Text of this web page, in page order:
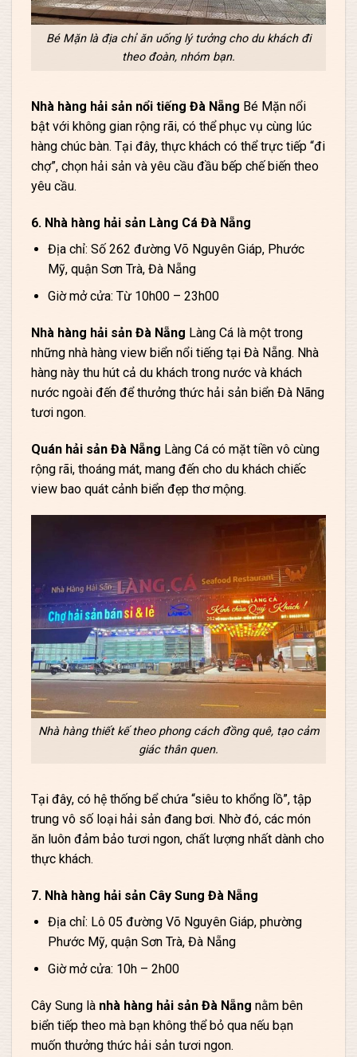
Bé Mặn là địa chỉ ăn uống lý tưởng cho du khách đi
theo đoàn, nhóm bạn.
Nhà hàng hải sản nổi tiếng Đà Nẵng Bé Mặn nổi
bật với không gian rộng rãi, có thể phục vụ cùng lúc
hàng chúc bàn. Tại đây, thực khách có thể trực tiếp “đi
chợ”, chọn hải sản và yêu cầu đầu bếp chế biến theo
yêu cầu.
6. Nhà hàng hải sản Làng Cá Đà Nẵng
Địa chỉ: Số 262 đường Võ Nguyên Giáp, Phước
Mỹ, quận Sơn Trà, Đà Nẵng
Giờ mở cửa: Từ 10h00 – 23h00
Nhà hàng hải sản Đà Nẵng Làng Cá là một trong
những nhà hàng view biển nổi tiếng tại Đà Nẵng. Nhà
hàng này thu hút cả du khách trong nước và khách
nước ngoài đến để thưởng thức hải sản biển Đà Nãng
tươi ngon.
Quán hải sản Đà Nẵng Làng Cá có mặt tiền vô cùng
rộng rãi, thoáng mát, mang đến cho du khách chiếc
view bao quát cảnh biển đẹp thơ mộng.
Nhà hàng thiết kế theo phong cách đồng quê, tạo cảm
giác thân quen.
Tại đây, có hệ thống bể chứa “siêu to khổng lồ”, tập
trung vô số loại hải sản đang bơi. Nhờ đó, các món
ăn luôn đảm bảo tươi ngon, chất lượng nhất dành cho
thực khách.
7. Nhà hàng hải sản Cây Sung Đà Nẵng
Địa chỉ: Lô 05 đường Võ Nguyên Giáp, phường
Phước Mỹ, quận Sơn Trà, Đà Nẵng
Giờ mở cửa: 10h – 2h00
Cây Sung là nhà hàng hải sản Đà Nẵng nằm bên
biển tiếp theo mà bạn không thể bỏ qua nếu bạn
muốn thưởng thức hải sản tươi ngon.